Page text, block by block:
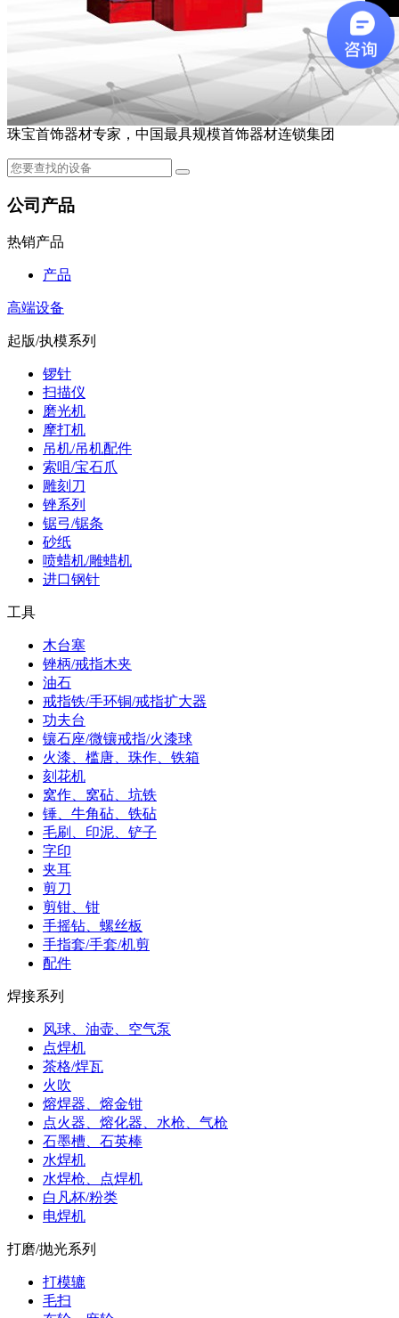
珠宝首饰器材专家，中国最具规模首饰器材连锁集团
公司产品
热销产品
产品
高端设备
起版/执模系列
锣针
扫描仪
磨光机
摩打机
吊机/吊机配件
索咀/宝石爪
雕刻刀
锉系列
锯弓/锯条
砂纸
喷蜡机/雕蜡机
进口钢针
工具
木台塞
锉柄/戒指木夹
油石
戒指铁/手环铜/戒指扩大器
功夫台
镶石座/微镶戒指/火漆球
火漆、槛唐、珠作、铁箱
刻花机
窝作、窝砧、坑铁
锤、牛角砧、铁砧
毛刷、印泥、铲子
字印
夹耳
剪刀
剪钳、钳
手摇钻、螺丝板
手指套/手套/机剪
配件
焊接系列
风球、油壶、空气泵
点焊机
茶格/焊瓦
火吹
熔焊器、熔金钳
点火器、熔化器、水枪、气枪
石墨槽、石英棒
水焊机
水焊枪、点焊机
白凡杯/粉类
电焊机
打磨/抛光系列
打模辘
毛扫